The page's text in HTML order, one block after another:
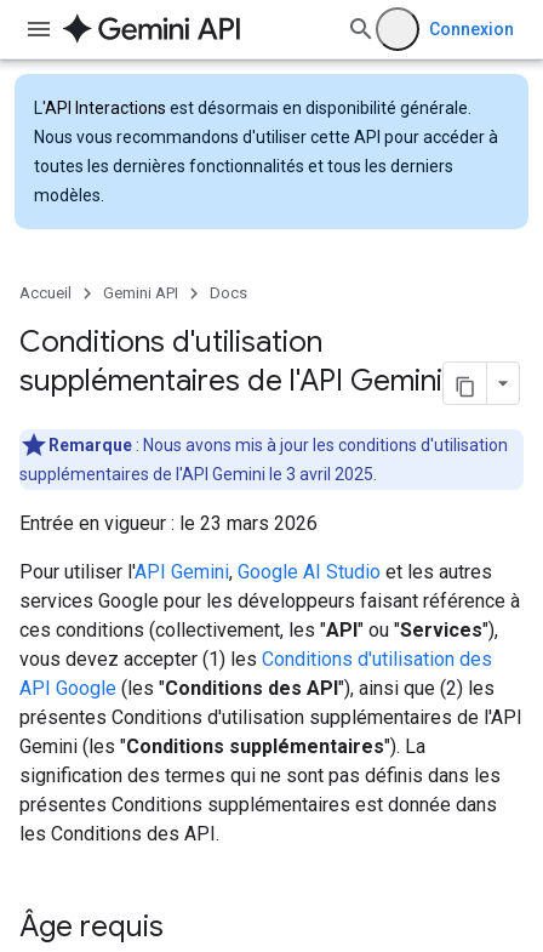
Connexion
L'API Interactions est désormais en disponibilité générale.
Nous vous recommandons d'utiliser cette API pour accéder à
toutes les dernières fonctionnalités et tous les derniers
modèles.
Accueil Gemini API Docs
Conditions d'utilisation
supplémentaires de l'API Gemini
Remarque : Nous avons mis à jour les conditions d'utilisation
supplémentaires de l'API Gemini le 3 avril 2025.
Entrée en vigueur : le 23 mars 2026
Pour utiliser l'API Gemini, Google AI Studio et les autres
services Google pour les développeurs faisant référence à
ces conditions (collectivement, les "API" ou "Services"),
vous devez accepter (1) les Conditions d'utilisation des
API Google (les "Conditions des API"), ainsi que (2) les
présentes Conditions d'utilisation supplémentaires de l'API
Gemini (les "Conditions supplémentaires"). La
signification des termes qui ne sont pas définis dans les
présentes Conditions supplémentaires est donnée dans
les Conditions des API.
Âge requis